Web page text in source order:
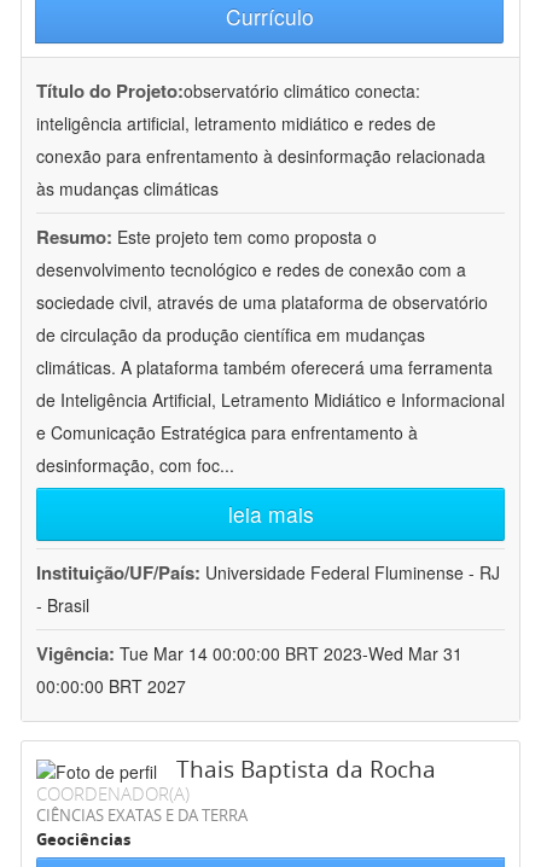
Currículo
Título do Projeto:observatório climático conecta:
inteligência artificial, letramento midiático e redes de
conexão para enfrentamento à desinformação relacionada
às mudanças climáticas
Resumo: Este projeto tem como proposta o
desenvolvimento tecnológico e redes de conexão com a
sociedade civil, através de uma plataforma de observatório
de circulação da produção científica em mudanças
climáticas. A plataforma também oferecerá uma ferramenta
de Inteligência Artificial, Letramento Midiático e Informacional
e Comunicação Estratégica para enfrentamento à
desinformação, com foc...
leia mais
Instituição/UF/País: Universidade Federal Fluminense - RJ
- Brasil
Vigência: Tue Mar 14 00:00:00 BRT 2023-Wed Mar 31
00:00:00 BRT 2027
Thais Baptista da Rocha
COORDENADOR(A)
CIÊNCIAS EXATAS E DA TERRA
Geociências